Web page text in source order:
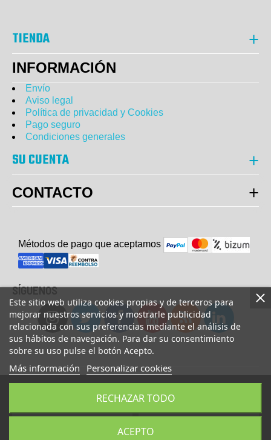
Este sitio web utiliza cookies propias y de terceros para
mejorar nuestros servicios y mostrarle publicidad
relacionada con sus preferencias mediante el análisis de
sus hábitos de navegación. Para dar su consentimiento
sobre su uso pulse el botón Acepto.
Más información Personalizar cookies
RECHAZAR TODO
ACEPTO
AÑADIR A LA CESTA COMPRAR AHORA
TIENDA
INFORMACIÓN
Envío
Aviso legal
Política de privacidad y Cookies
Pago seguro
Condiciones generales
SU CUENTA
CONTACTO
Métodos de pago que aceptamos
SÍGUENOS
© Copyright 2023 UsaFitness. All Rights Reserved.